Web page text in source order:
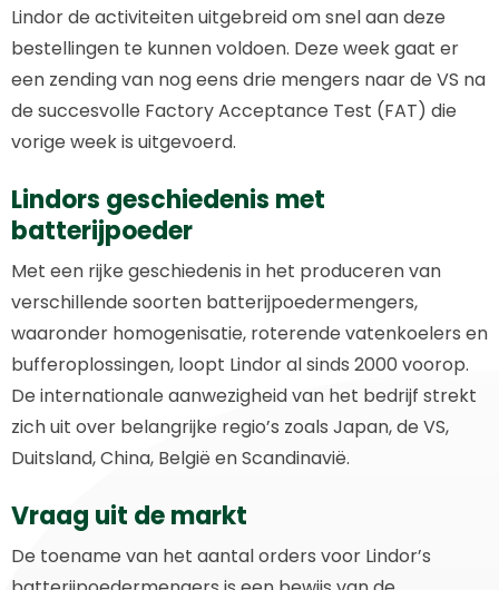
Lindor de activiteiten uitgebreid om snel aan deze
bestellingen te kunnen voldoen. Deze week gaat er
een zending van nog eens drie mengers naar de VS na
de succesvolle Factory Acceptance Test (FAT) die
vorige week is uitgevoerd.
Lindors geschiedenis met
batterijpoeder
Met een rijke geschiedenis in het produceren van
verschillende soorten batterijpoedermengers,
waaronder homogenisatie, roterende vatenkoelers en
bufferoplossingen, loopt Lindor al sinds 2000 voorop.
De internationale aanwezigheid van het bedrijf strekt
zich uit over belangrijke regio’s zoals Japan, de VS,
Duitsland, China, België en Scandinavië.
Vraag uit de markt
De toename van het aantal orders voor Lindor’s